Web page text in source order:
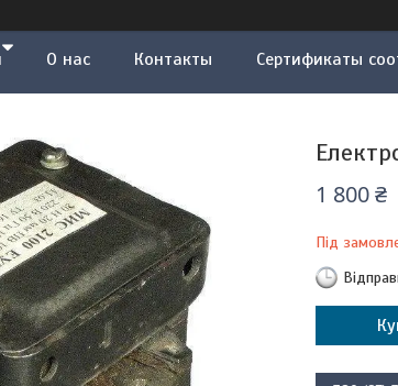
О нас Контакты Сертификаты
1 800 ₴
Під